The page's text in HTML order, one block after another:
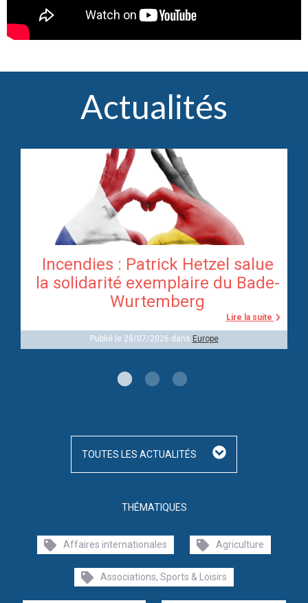
Actualités
Incendies : Patrick Hetzel salue
la solidarité exemplaire du Bade-
Wurtemberg
Lire la suite
Publié le 28/07/2026 dans Europe
THÉMATIQUES
Affaires internationales Agriculture
Associations, Sports & Loisirs
TOUTES LES ACTUALITÉS